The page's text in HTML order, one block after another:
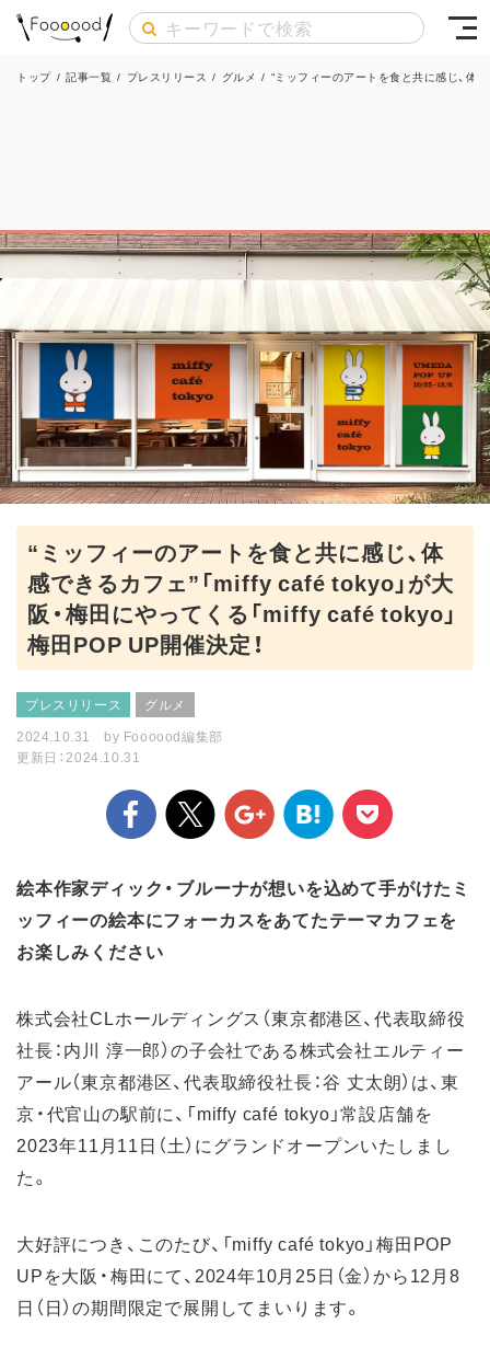
トップ / 記事一覧 / プレスリリース / グルメ / “ミッフィーのアートを食と共に感じ、体
“ミッフィーのアートを食と共に感じ、体
感できるカフェ”「miffy café tokyo」が大
阪・梅田にやってくる「miffy café tokyo」
梅田POP UP開催決定！
プレスリリース
グルメ
2024.10.31
by Foooood編集部
更新日：2024.10.31
絵本作家ディック・ブルーナが想いを込めて手がけたミ
ッフィーの絵本にフォーカスをあてたテーマカフェを
お楽しみください
株式会社CLホールディングス（東京都港区、代表取締役
社長：内川 淳一郎）の子会社である株式会社エルティー
アール（東京都港区、代表取締役社長：谷 丈太朗）は、東
京・代官山の駅前に、「miffy café tokyo」常設店舗を
2023年11月11日（土）にグランドオープンいたしまし
た。
大好評につき、このたび、「miffy café tokyo」梅田POP
UPを大阪・梅田にて、2024年10月25日（金）から12月8
日（日）の期間限定で展開してまいります。